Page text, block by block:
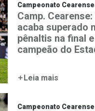
Campeonato Cearense
Camp.
acaba superado
pênaltis na final
campeão do
Leia mais
Campeonato Cearense